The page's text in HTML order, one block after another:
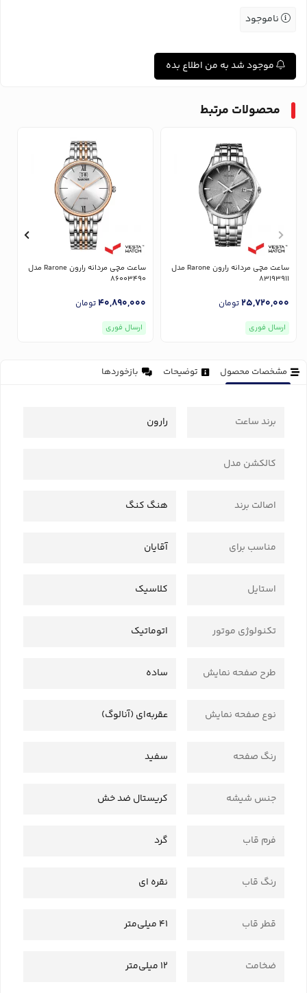
ناموجود
موجود شد به من اطلاع بده
محصولات مرتبط
ساعت مچی مردانه رارون Rarone مدل
83193911
25,720,000تومان
ارسال فوری
ساعت مچی مردانه رارون Rarone مدل
86003490
40,890,000تومان
ارسال فوری
مشخصات محصول توضیحات بازخوردها
برند ساعت رارون
کالکشن مدل
اصالت برند هنگ کنگ
مناسب برای آقایان
استایل کلاسیک
تکنولوژی موتور اتوماتیک
طرح صفحه نمایش ساده
نوع صفحه نمایش عقربه‌ای (آنالوگ)
رنگ صفحه سفید
جنس شیشه کریستال ضد خش
فرم قاب گرد
رنگ قاب نقره ای
قطر قاب 41 میلی‌متر
ضخامت 12 میلی‌متر